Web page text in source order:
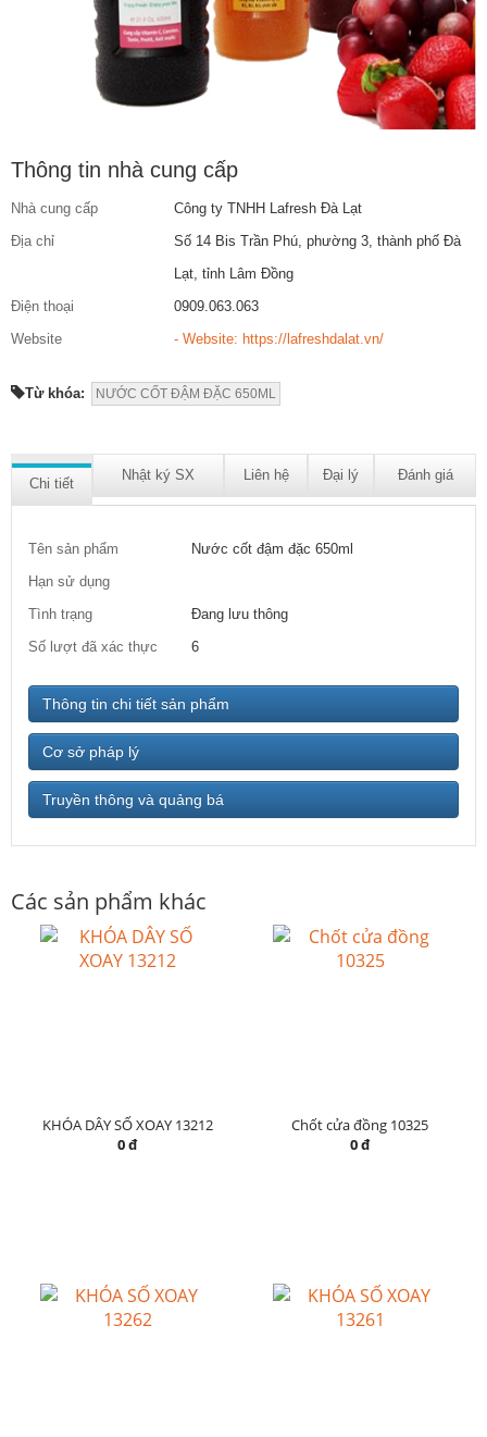
Thông tin nhà cung cấp
Nhà cung cấp
Công ty TNHH Lafresh Đà Lạt
Địa chỉ
Số 14 Bis Trần Phú, phường 3, thành phố Đà
Lạt, tỉnh Lâm Đồng
Điện thoại
0909.063.063
Website
- Website: https://lafreshdalat.vn/
Từ khóa: NƯỚC CỐT ĐẬM ĐẶC 650ML
Chi tiết
Nhật ký SX Liên hệ Đại lý Đánh giá
Tên sản phẩm
Nước cốt đậm đặc 650ml
Hạn sử dụng
Tình trạng
Đang lưu thông
Số lượt đã xác thực
6
Thông tin chi tiết sản phẩm
Cơ sở pháp lý
Truyền thông và quảng bá
Các sản phẩm khác
KHÓA DÂY SỐ XOAY 13212
0 đ
Chốt cửa đồng 10325
0 đ